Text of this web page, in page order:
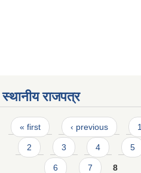
स्थानीय राजपत्र
Pages
« first ‹ previous 1
2 3 4 5
6 7 8